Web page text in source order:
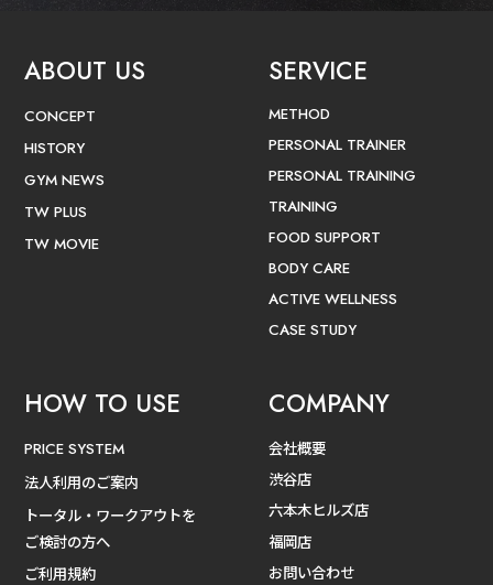
ABOUT US
CONCEPT
HISTORY
GYM NEWS
TW PLUS
TW MOVIE
SERVICE
METHOD
PERSONAL TRAINER
PERSONAL TRAINING
TRAINING
FOOD SUPPORT
BODY CARE
ACTIVE WELLNESS
CASE STUDY
HOW TO USE
PRICE SYSTEM
法人利用のご案内
トータル・ワークアウトを
ご検討の方へ
ご利用規約
COMPANY
会社概要
渋谷店
六本木ヒルズ店
福岡店
お問い合わせ